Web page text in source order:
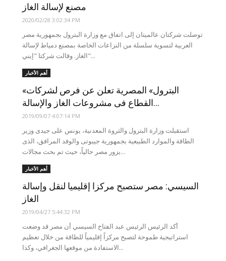
مصنع لإسالة الغاز
2020/02/28 3:02:34 PM
توصلت شركتان عالميتان إلى اتفاق مع وزارة البترول بجمهورية مصر
العربية لتسوية سلسلة من النزاعات الخاصة بمصنع دمياط لإسالة
الغاز. وقالت شركتا "إيني"...
أهم الأخبار
«البترول» المصرية تعلن عن فرص لشركات
القطاع فى مشروعات الغاز والإسالة...
2019/09/07 4:07:14 PM
استقبلت وزارة البترول والثروة المعدنية، يونس على جيدى وزير
الطاقة والموارد الطبيعية بجمهورية جيبوتى والوفد المرافق، الذى
يزور مصر حالياً، حيث تم بحث مجالات...
أهم الأخبار
السيسي: مصر ستصبح مركزا إقليميا لنقل وإسالة
الغاز
2019/04/27 5:44:32 PM
أكد الرئيس الرئيس عبد الفتاح السيسي أن مصر قد وضعت
استراتيجية طموحة لتصبح مركزاً إقليمياً للطاقة من خلال تعظيم
الاستفادة من موقعها الجغرافي، وكذا...